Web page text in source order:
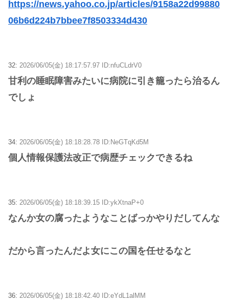
https://news.yahoo.co.jp/articles/9158a22d99880
06b6d224b7bbee7f8503334d430
32: 2026/06/05(金) 18:17:57.97 ID:nfuCLdrV0
甘利の睡眠障害みたいに病院に引き籠ったら治るん
でしょ
34: 2026/06/05(金) 18:18:28.78 ID:NeGTqKd5M
個人情報保護法改正で病歴チェックできるね
35: 2026/06/05(金) 18:18:39.15 ID:ykXtnaP+0
なんか女の腐ったようなことばっかやりだしてんな
だから言ったんだよ女にこの国を任せるなと
36: 2026/06/05(金) 18:18:42.40 ID:eYdL1alMM